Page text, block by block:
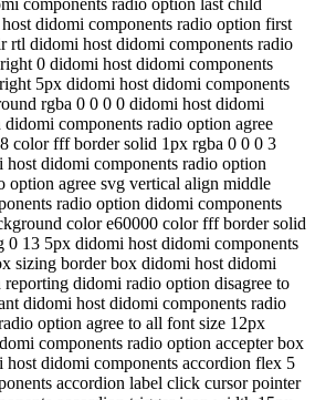
didomi components radio option first
rtl didomi host didomi components radio
0 didomi host didomi components
5px didomi host didomi components
rgba 0 0 0 0 didomi host didomi
components radio option agree
color fff border solid 1px rgba 0 0 0 3
didomi components radio option
option agree svg vertical align middle
radio option didomi components
color e60000 color fff border solid
0 13 5px didomi host didomi components
sizing border box didomi host didomi
didomi radio option disagree to
didomi host didomi components radio
option agree to all font size 12px
components radio option accepter box
didomi components accordion flex 5
accordion label click cursor pointer